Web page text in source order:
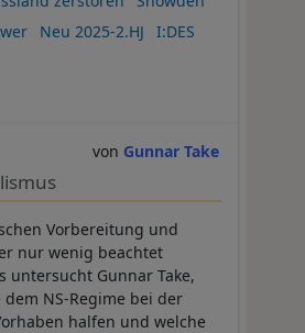
Neu 2025-2.HJ
I:DES
Gunnar Take
Vorbereitung und
nur wenig beachtet
untersucht Gunnar Take,
NS-Regime bei der
halfen und welche